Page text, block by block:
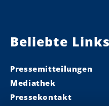
Beliebte Links
Pressemitteilungen
Mediathek
Pressekontakt